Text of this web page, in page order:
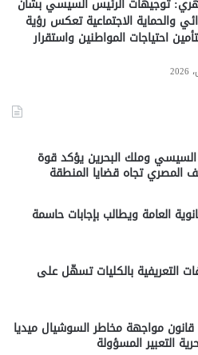
توجيهات الرئيس السيسي بشأن
والحماية الاجتماعية تعكس رؤية
احتياجات المواطنين واستقرار
السيسي وملك البحرين يؤكد قوة
المصري تجاه قضايا المنطقة
العامة ويطالب بإجابات حاسمة
التعريفية بالكليات تسهّل على
مواجهة مخاطر السوشيال ميديا
التعبير المسؤولة